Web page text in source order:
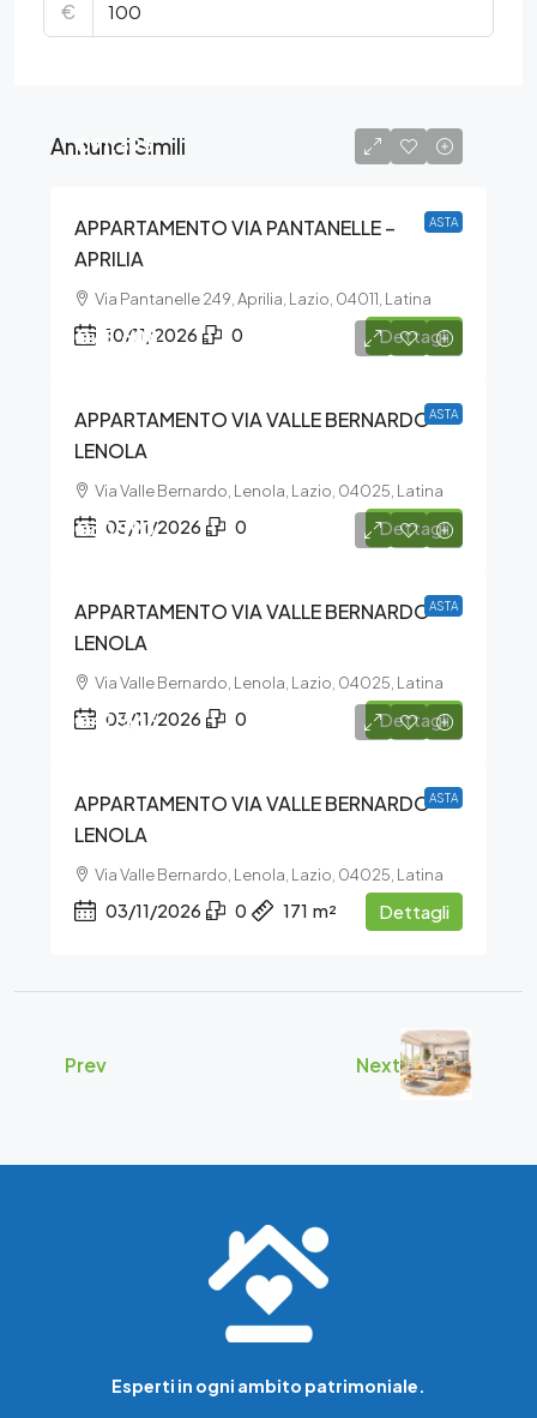
€
Annunci Simili
ASTA
€91.395
APPARTAMENTO VIA PANTANELLE –
APRILIA
Via Pantanelle 249, Aprilia, Lazio, 04011, Latina
10/11/2026 0 Dettagli
ASTA
€75.608
APPARTAMENTO VIA VALLE BERNARDO –
LENOLA
Via Valle Bernardo, Lenola, Lazio, 04025, Latina
03/11/2026 0 Dettagli
ASTA
€30.190
APPARTAMENTO VIA VALLE BERNARDO –
LENOLA
Via Valle Bernardo, Lenola, Lazio, 04025, Latina
03/11/2026 0 Dettagli
ASTA
€42.563
APPARTAMENTO VIA VALLE BERNARDO –
LENOLA
Via Valle Bernardo, Lenola, Lazio, 04025, Latina
03/11/2026 0 171 m² Dettagli
Prev Next
Esperti in ogni ambito patrimoniale.